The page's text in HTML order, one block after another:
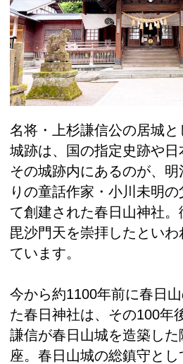
名将・上杉謙信公の居城
城跡は、国の指定史跡や日
その城跡内にあるのが、
りの童話作家・小川未明
て創建された春日山神社。
毘沙門天を崇拝したとい
ています。
今から約1100年前に春日
た春日神社は、その100年
謙信が春日山城を造築し
座。春日山城の総鎮守と